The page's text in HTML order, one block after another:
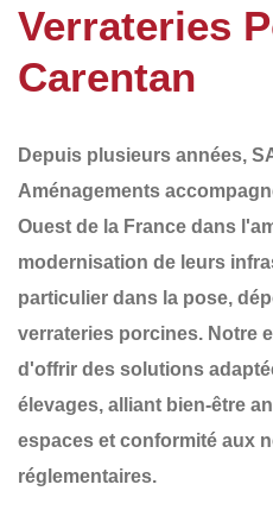
Verrateries
Carentan
Depuis plusieurs années,
Aménagements
Ouest de la France dans
modernisation de leurs
particulier dans la pose,
verrateries porcines. Notre
d'offrir des solutions
élevages, alliant bien-être
espaces et conformité aux
réglementaires.